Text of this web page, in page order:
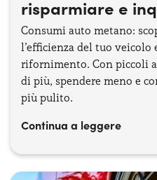
risparmiare e
Consumi auto metano:
l’efficienza del tuo veicolo
rifornimento. Con piccoli
di più, spendere meno e
più pulito.
Continua a leggere